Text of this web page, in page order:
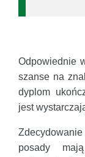
Odpowiednie
szanse na
dyplom
jest
posady